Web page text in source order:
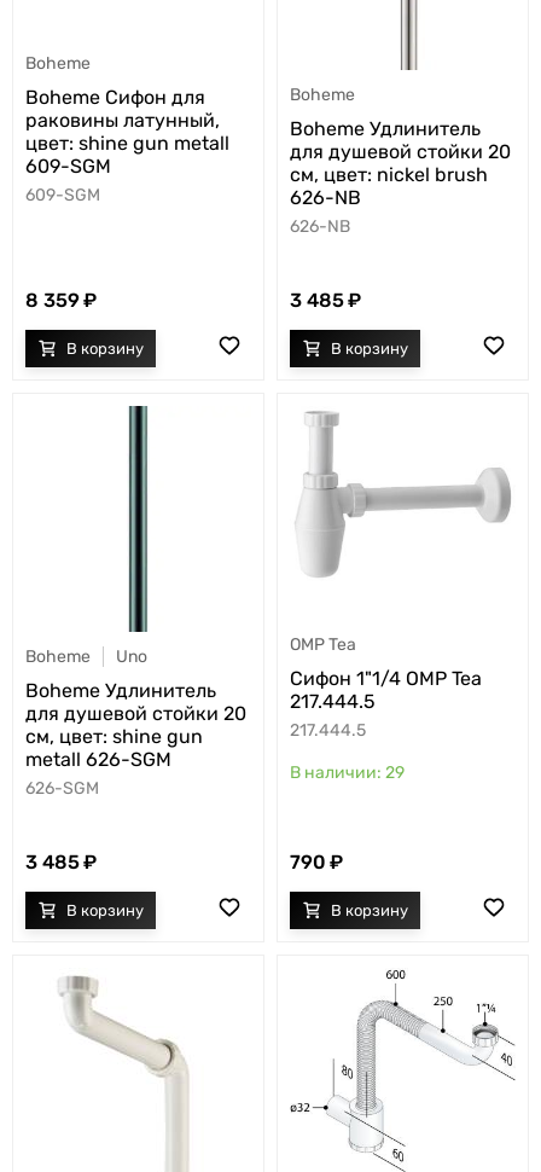
Boheme
Boheme Сифон для
раковины латунный,
цвет: shine gun metall
609-SGM
609-SGM
8 359
Boheme
Boheme Удлинитель
для душевой стойки 20
см, цвет: nickel brush
626-NB
626-NB
3 485
Boheme Uno
Boheme Удлинитель
для душевой стойки 20
см, цвет: shine gun
metall 626-SGM
626-SGM
3 485
OMP Tea
Cифон 1"1/4 OMP Tea
217.444.5
217.444.5
29
790